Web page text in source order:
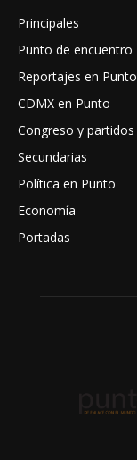
Principales
Punto de encuentro
Reportajes en Punto
CDMX en Punto
Congreso y partidos
Secundarias
Política en Punto
Economía
Portadas